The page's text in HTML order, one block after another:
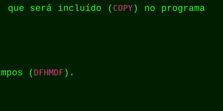
que será incluído ( COPY ) no programa
( DFHMDF ).